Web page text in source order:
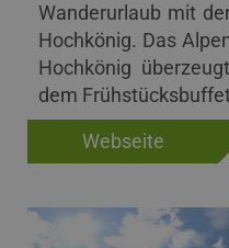
Wanderurlaub mit
Hochkönig. Das
Hochkönig
dem
Webseite